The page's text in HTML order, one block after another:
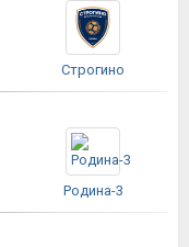
Строгино
Родина-3